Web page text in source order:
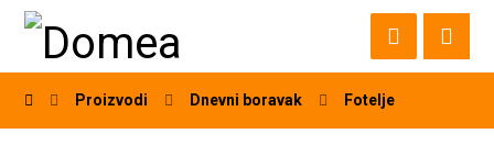
Proizvodi Dnevni boravak Fotelje